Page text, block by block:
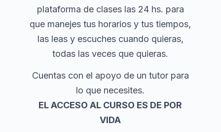
plataforma de clases las 24 hs. para
que manejes tus horarios y tus tiempos,
las leas y escuches cuando quieras,
todas las veces que quieras.
Cuentas con el apoyo de un tutor para
lo que necesites.
EL ACCESO AL CURSO ES DE POR
VIDA